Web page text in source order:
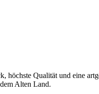
höchste Qualität und eine
Alten Land.